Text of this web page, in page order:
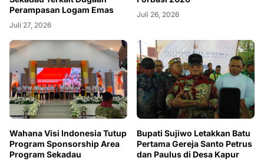
Perampasan Logam Emas
Juli 27, 2026
Juli 26, 2026
Wahana Visi Indonesia Tutup
Program Sponsorship Area
Program Sekadau
Bupati Sujiwo Letakkan Batu
Pertama Gereja Santo Petrus
dan Paulus di Desa Kapur